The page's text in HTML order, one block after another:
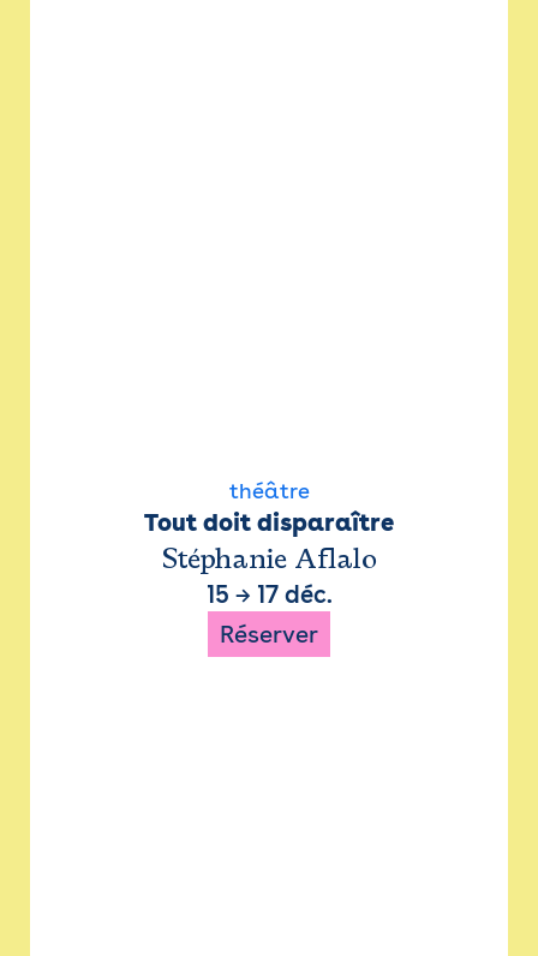
théâtre
Tout doit disparaître
Stéphanie Aflalo
15 → 17 déc.
Réserver